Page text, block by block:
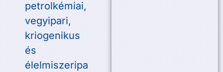
petrolkémiai,
vegyipari,
kriogenikus
és
élelmiszeripa